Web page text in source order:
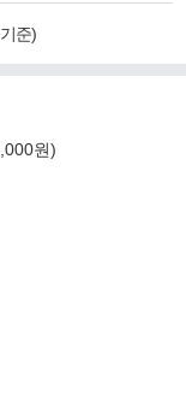
준)
원)